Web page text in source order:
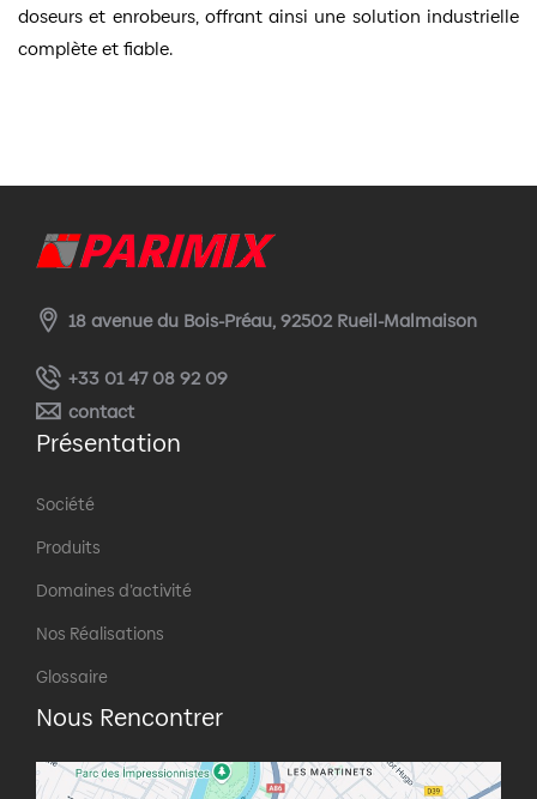
doseurs et enrobeurs, offrant ainsi une solution industrielle
complète et fiable.
18 avenue du Bois-Préau, 92502 Rueil-Malmaison
+33 01 47 08 92 09
contact
Présentation
Société
Produits
Domaines d’activité
Nos Réalisations
Glossaire
Nous Rencontrer